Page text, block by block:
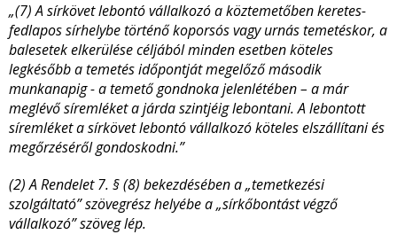
„(7) A sírkövet lebontó vállalkozó a köztemetőben keretes-
fedlapos sírhelybe történő koporsós vagy urnás temetéskor, a
balesetek elkerülése céljából minden esetben köteles
legkésőbb a temetés időpontját megelőző második
munkanapig - a temető gondnoka jelenlétében – a már
meglévő síremléket a járda szintjéig lebontani. A lebontott
síremléket a sírkövet lebontó vállalkozó köteles elszállítani és
megőrzéséről gondoskodni.”
(2) A Rendelet 7. § (8) bekezdésében a „temetkezési
szolgáltató” szövegrész helyébe a „sírkőbontást végző
vállalkozó” szöveg lép.